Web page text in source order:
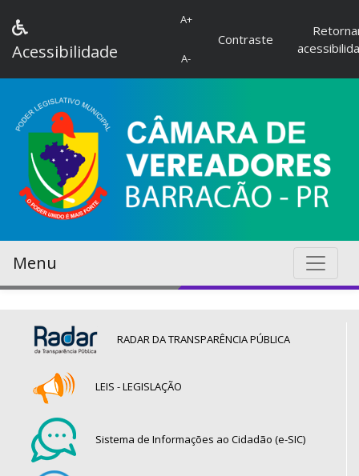
Acessibilidade
A+
A-
Contraste
Menu
RADAR DA TRANSPARÊNCIA PÚBLICA
LEIS - LEGISLAÇÃO
Sistema de Informações ao Cidadão (e-SIC)